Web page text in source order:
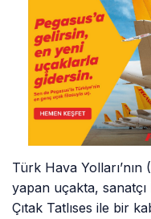
Türk Hava
yapan uçakta, sanatçı
Çıtak Tatlıses ile bir